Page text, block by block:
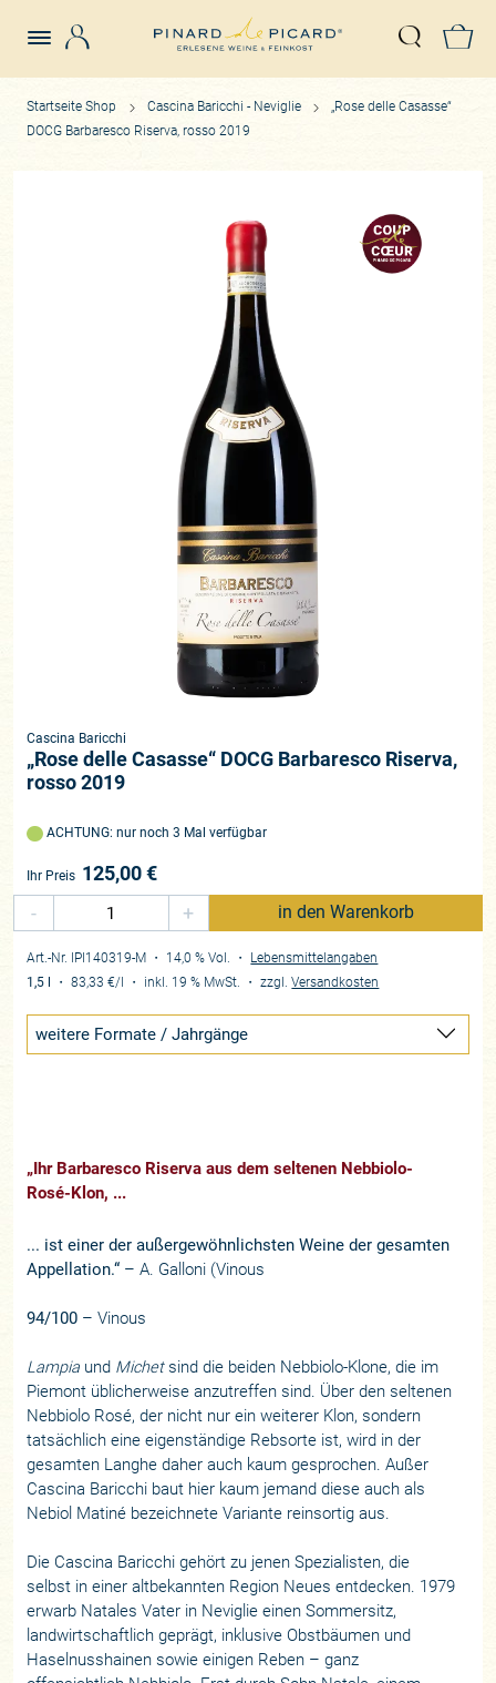
Suche
Startseite Shop Cascina Baricchi - Neviglie
„Rose delle Casasse“
DOCG Barbaresco Riserva, rosso 2019
Cascina Baricchi
„Rose delle Casasse“ DOCG Barbaresco Riserva,
rosso 2019
ACHTUNG: nur noch 3 Mal verfügbar
Ihr Preis 125,00€
-
+ in den Warenkorb
Art.-Nr. IPI140319-M ・ 14,0 % Vol. ・ Lebensmittelangaben
1,5 l
・83,33 €/l ・ inkl. 19 % MwSt. ・zzgl.Versandkosten
weitere Formate / Jahrgänge
„Ihr Barbaresco Riserva aus dem seltenen Nebbiolo-
Rosé-Klon, ...
... ist einer der außergewöhnlichsten Weine der gesamten
Appellation.“ – A. Galloni (Vinous
94/100 – Vinous
Lampia und Michetsind die beiden Nebbiolo-Klone, die im
Piemont üblicherweise anzutreffen sind. Über den seltenen
Nebbiolo Rosé, der nicht nur ein weiterer Klon, sondern
tatsächlich eine eigenständige Rebsorte ist, wird in der
gesamten Langhe daher auch kaum gesprochen. Außer
Cascina Baricchi baut hier kaum jemand diese auch als
Nebiol Matiné bezeichnete Variante reinsortig aus.
Die Cascina Baricchi gehört zu jenen Spezialisten, die
selbst in einer altbekannten Region Neues entdecken. 1979
erwarb Natales Vater in Neviglie einen Sommersitz,
landwirtschaftlich geprägt, inklusive Obstbäumen und
Haselnusshainen sowie einigen Reben – ganz